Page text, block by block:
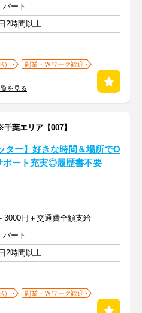
パート
2時間以上
副業・Ｗワーク歓迎
を見る
葉エリア【007】
ター】好きな時間＆場所でO
ート充実◎履歴書不要
3000円＋交通費全額支給
パート
2時間以上
副業・Ｗワーク歓迎